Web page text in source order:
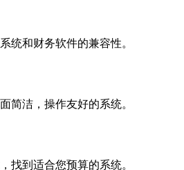
统和财务软件的兼容性。
简洁，操作友好的系统。
找到适合您预算的系统。